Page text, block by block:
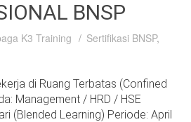
BNSP
K3 Training Sertifikasi BNSP,
di Ruang Terbatas (Confined
Management / HRD / HSE
(Blended Learning) Periode: April